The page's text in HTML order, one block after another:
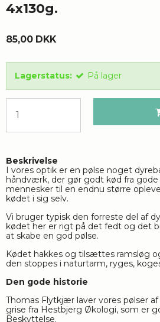
4x130g.
85,00 DKK
Lagerstatus: På lager
Beskrivelse
I vores optik er en pølse noget
håndværk, der gør godt kød fra
mennesker til en endnu større
kødet i sig selv.
Vi bruger typisk den forreste del af
kødet her er rigt på det fedt og det
at skabe en god pølse.
Kødet hakkes og tilsættes ramsløg
den stoppes i naturtarm, ryges,
Den gode historie
Thomas Flytkjær laver vores pølser
grise fra Hestbjerg Økologi, som er
Beskyttelse.